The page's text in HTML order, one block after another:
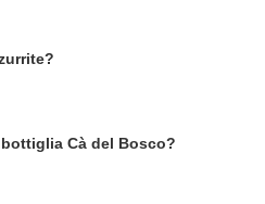
Cà del Bosco?